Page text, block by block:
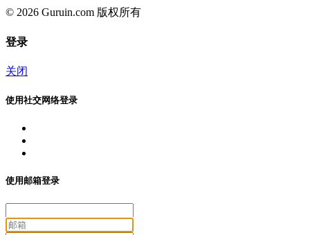
© 2026 Guruin.com 版权所有
登录
关闭
使用社交网络登录
使用邮箱登录